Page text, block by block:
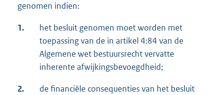
genomen indien:
1.
het besluit genomen moet worden met
toepassing van de in artikel 4:84 van de
Algemene wet bestuursrecht vervatte
inherente afwijkingsbevoegdheid;
2.
de financiële consequenties van het besluit